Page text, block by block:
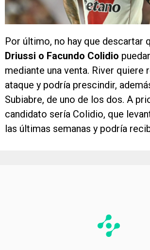
Por último, no hay que descartar
Driussi o Facundo Colidio
mediante una venta. River quiere
ataque y podría prescindir,
Subiabre, de uno de los dos. A
candidato sería Colidio, que
las últimas semanas y podría